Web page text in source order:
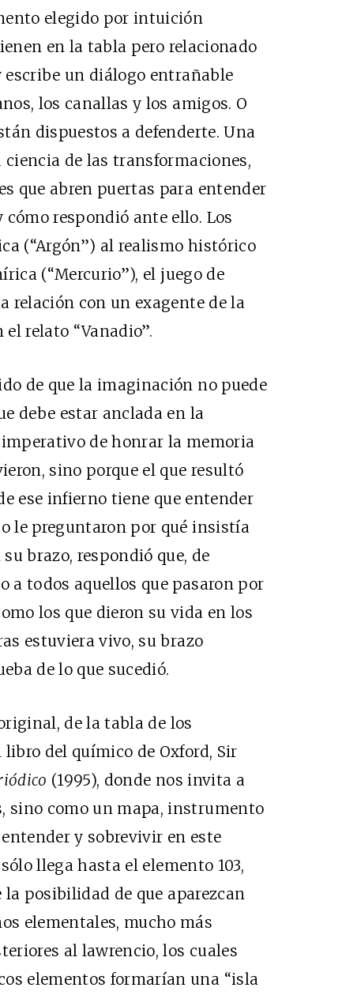
elegido por intuición
en la tabla pero relacionado
escribe un diálogo entrañable
los canallas y los amigos. O
dispuestos a defenderte. Una
de las transformaciones,
que abren puertas para entender
respondió ante ello. Los
(“Argón”) al realismo histórico
(“Mercurio”), el juego de
relación con un exagente de la
el relato “Vanadio”.
de que la imaginación no puede
debe estar anclada en la
de honrar la memoria
sino porque el que resultó
ese infierno tiene que entender
le preguntaron por qué insistía
brazo, respondió que, de
todos aquellos que pasaron por
los que dieron su vida en los
estuviera vivo, su brazo
de lo que sucedió.
de la tabla de los
del químico de Oxford, Sir
(1995), donde nos invita a
sino como un mapa, instrumento
y sobrevivir en este
llega hasta el elemento 103,
posibilidad de que aparezcan
elementales, mucho más
al lawrencio, los cuales
elementos formarían una “isla